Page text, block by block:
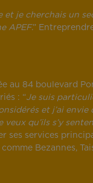
et je cherchais un
APEF.”
au 84 boulevard
: “Je suis
et j’ai
veux qu’ils s’y
ses services
Bezannes,